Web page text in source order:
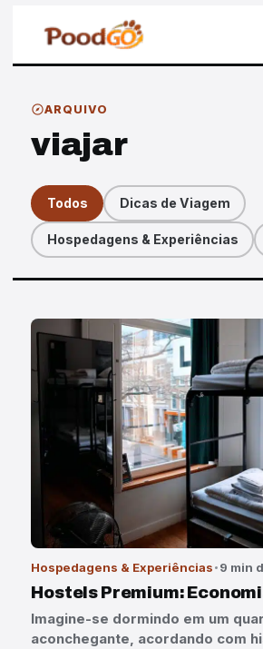
ARQUIVO
viajar
Todos Dicas de Viagem
Hospedagens & Experiências
Artigos
Hospedagens & Experiências 9 min
Hostels Premium:
Imagine-se dormindo em um
aconchegante, acordando com